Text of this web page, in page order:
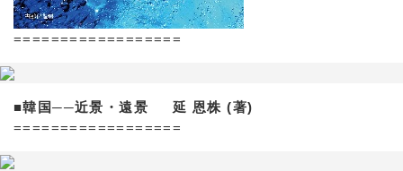
==================
■韓国──近景・遠景 延 恩株 (著)
==================